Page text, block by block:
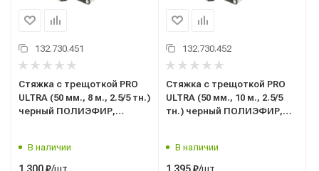
132.730.451
Стяжка с трещоткой PRO
ULTRA (50 мм., 8 м., 2.5/5 тн.)
черный ПОЛИЭФИР,
("TOP AUTO" С.Петербург)
РК4508UB
В наличии
132.730.452
Стяжка с трещоткой PRO
ULTRA (50 мм., 10 м., 2.5/5
тн.) черный ПОЛИЭФИР,
("TOP AUTO" С.Петербург)
РК45010UB
В наличии